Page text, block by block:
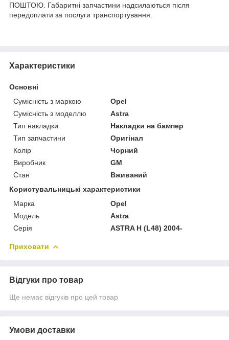
ПОШТОЮ. Габаритні запчастини надсилаються після
передоплати за послуги транспортування.
Характеристики
Основні
Сумісність з маркою
Opel
Сумісність з моделлю
Astra
Тип накладки
Накладки на бампер
Тип запчастини
Оригінал
Колір
Чорний
Виробник
GM
Стан
Вживаний
Користувальницькі характеристики
Марка
Opel
Модель
Astra
Серія
ASTRA H (L48) 2004-
Приховати
Відгуки про товар
Ще немає відгуків про цей товар
Умови доставки